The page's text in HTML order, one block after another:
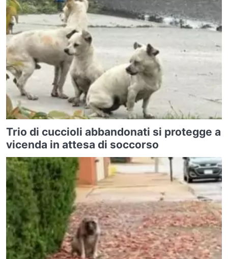
Trio di cuccioli abbandonati si protegge a
vicenda in attesa di soccorso